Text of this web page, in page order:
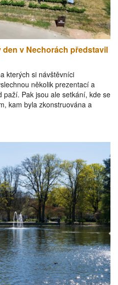
v Nechorách představil
kterých si návštěvníci
několik prezentací a
Pak jsou ale setkání, kde se
kam byla zkonstruována a